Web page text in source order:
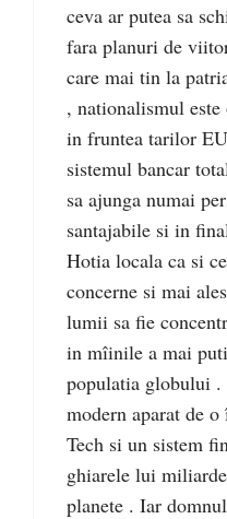
ceva ar putea sa
fara planuri de
care mai tin la
, nationalismul
in fruntea tarilor
sistemul bancar
sa ajunga numai
santajabile si in
Hotia locala ca si
concerne si mai
lumii sa fie
in mîinile a mai
populatia globului .
modern aparat de
Tech si un sistem
ghiarele lui
planete . Iar